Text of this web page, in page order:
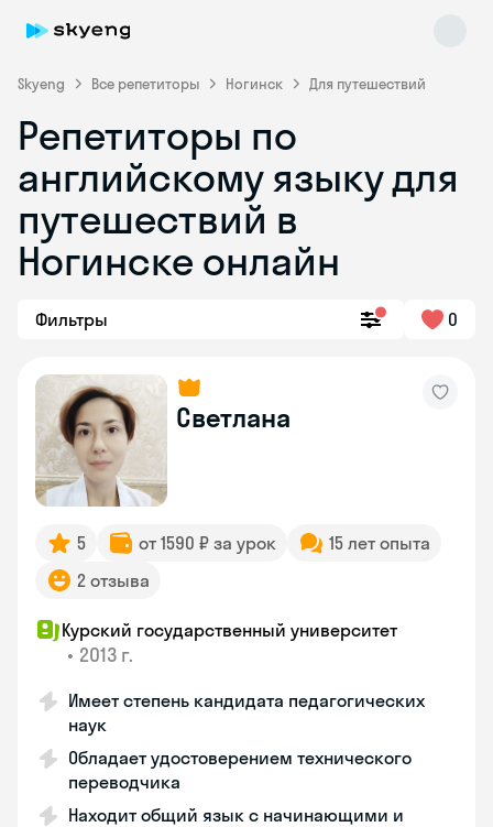
Skyeng Все репетиторы Ногинск Для путешествий
Репетиторы по
английскому языку для
путешествий в
Ногинске онлайн
Фильтры 0
Светлана
5 от 1590 ₽ за урок
15 лет опыта
2 отзыва
Курский государственный университет
• 2013 г.
Имеет степень кандидата педагогических
наук
Обладает удостоверением технического
переводчика
Находит общий язык с начинающими и